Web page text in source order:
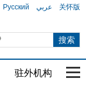
Русский عربي 关怀版
驻外机构 国